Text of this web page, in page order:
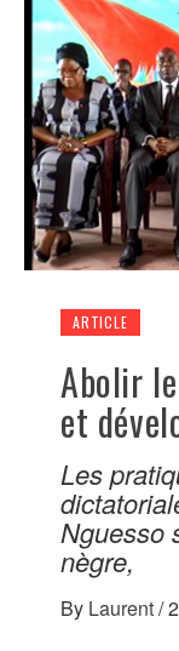
ARTICLE
Abolir
et
Les
Nguesso
nègre,
By Laurent/